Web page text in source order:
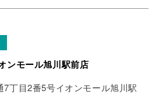
ンモール旭川駅前店
丁目2番5号イオンモール旭川駅